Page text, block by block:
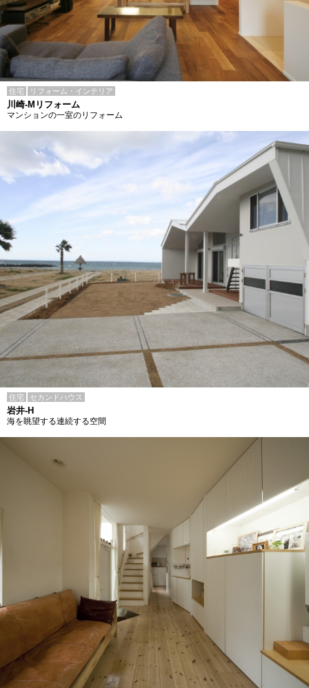
住宅 リフォーム・インテリア
川崎-Mリフォーム
マンションの一室のリフォーム
住宅 セカンドハウス
岩井-H
海を眺望する連続する空間